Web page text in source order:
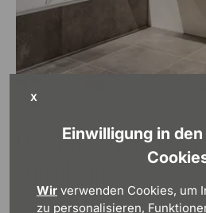
X
Einwilligung in
Wir verwenden Cookies, um
zu personalisieren,
Wellness-Bäder
Das Bad: Wellness
Machen Sie aus Ihrem neuen